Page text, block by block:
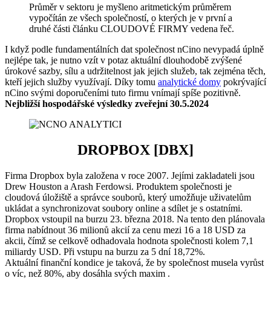
Průměr v sektoru je myšleno aritmetickým průměrem
vypočítán ze všech společností, o kterých je v první a
druhé části článku CLOUDOVÉ FIRMY vedena řeč.
I když podle fundamentálních dat společnost nCino nevypadá úplně
nejlépe tak, je nutno vzít v potaz aktuální dlouhodobě zvýšené
úrokové sazby, sílu a udržitelnost jak jejich služeb, tak zejména těch,
kteří jejich služby využívají. Díky tomu analytické domy pokrývající
nCino svými doporučeními tuto firmu vnímají spíše pozitivně.
Nejbližší hospodářské výsledky zveřejní 30.5.2024
DROPBOX [DBX]
Firma Dropbox byla založena v roce 2007. Jejími zakladateli jsou
Drew Houston a Arash Ferdowsi. Produktem společnosti je
cloudová úložiště a správce souborů, který umožňuje uživatelům
ukládat a synchronizovat soubory online a sdílet je s ostatními.
Dropbox vstoupil na burzu 23. března 2018. Na tento den plánovala
firma nabídnout 36 milionů akcií za cenu mezi 16 a 18 USD za
akcii, čímž se celkově odhadovala hodnota společnosti kolem 7,1
miliardy USD. Při vstupu na burzu za 5 dní 18,72%.
Aktuální finanční kondice je taková, že by společnost musela vyrůst
o víc, než 80%, aby dosáhla svých maxim .